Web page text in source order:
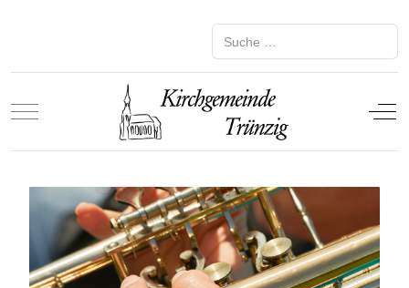
Mobile Menu Toggle Off-